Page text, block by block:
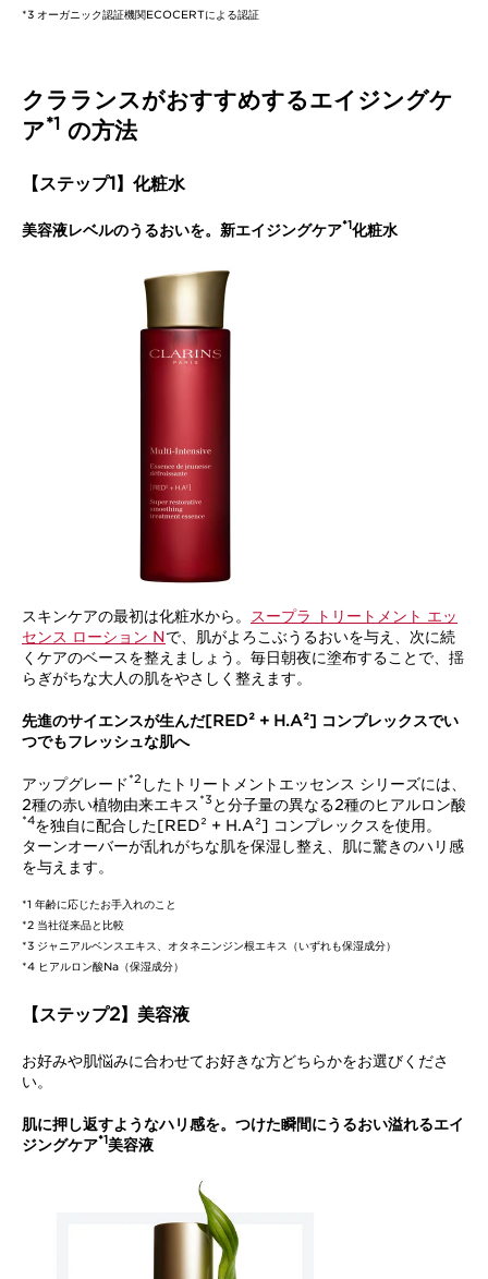
*3 オーガニック認証機関ECOCERTによる認証
クラランスがおすすめするエイジングケ
ア*1 の方法
【ステップ1】化粧水
美容液レベルのうるおいを。新エイジングケア*1化粧水
スキンケアの最初は化粧水から。
スープラ トリートメント エッ
センス ローション Nで、肌がよろこぶうるおいを与え、次に続
くケアのベースを整えましょう。毎日朝夜に塗布することで、揺
らぎがちな大人の肌をやさしく整えます。
先進のサイエンスが生んだ[RED² + H.A²] コンプレックスでい
つでもフレッシュな肌へ
アップグレード *2 したトリートメントエッセンス シリーズには、
2種の赤い植物由来エキス *3 と分子量の異なる2種のヒアルロン酸
*4を独自に配合した[RED² + H.A²] コンプレックスを使用。
ターンオーバーが乱れがちな肌を保湿し整え、肌に驚きのハリ感
を与えます。
*1 年齢に応じたお手入れのこと
*2 当社従来品と比較
*3 ジャニアルベンスエキス、オタネニンジン根エキス（いずれも保湿成分）
*4 ヒアルロン酸Na（保湿成分）
【ステップ2】美容液
お好みや肌悩みに合わせてお好きな方どちらかをお選びくださ
い。
肌に押し返すようなハリ感を。つけた瞬間にうるおい溢れるエイ
ジングケア*1美容液